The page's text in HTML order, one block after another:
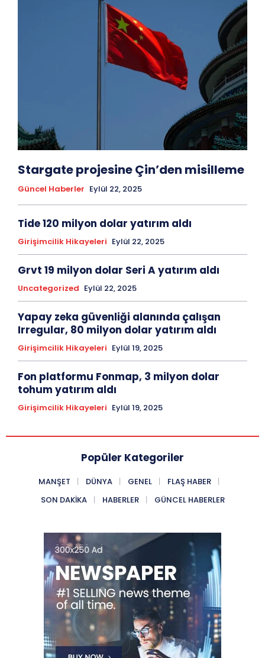
Stargate projesine Çin’den misilleme
Güncel Haberler Eylül 22, 2025
Tide 120 milyon dolar yatırım aldı
Girişimcilik Hikayeleri Eylül 22, 2025
Grvt 19 milyon dolar Seri A yatırım aldı
Uncategorized Eylül 22, 2025
Yapay zeka güvenliği alanında çalışan
Irregular, 80 milyon dolar yatırım aldı
Girişimcilik Hikayeleri Eylül 19, 2025
Fon platformu Fonmap, 3 milyon dolar
tohum yatırım aldı
Girişimcilik Hikayeleri Eylül 19, 2025
Popüler Kategoriler
MANŞET DÜNYA GENEL
FLAŞ HABER
SON DAKIKA
HABERLER GÜNCEL HABERLER